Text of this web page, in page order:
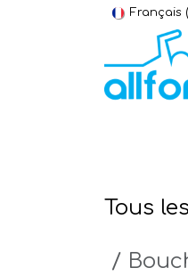
Se rendre auFrançais
Tous